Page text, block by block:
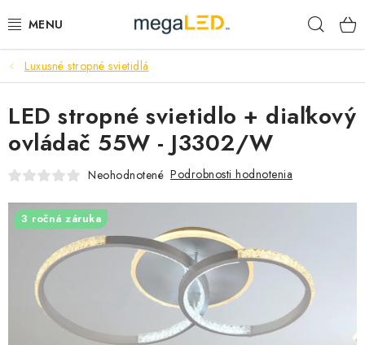
na
PRIEMYSEL
SVIETIDLÁ
ŽIAROVKY A TRUBICE
ELEKTROMATERIÁL
VENTILÁTORY
SAMSUNG SVIETIDLÁ
Luxusné stropné svietidlá
LED stropné svietidlo + diaľkový
ovládač 55W - J3302/W
Neohodnotené Podrobnosti hodnotenia
3 ročná záruka